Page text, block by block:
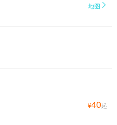
地图 
¥40起